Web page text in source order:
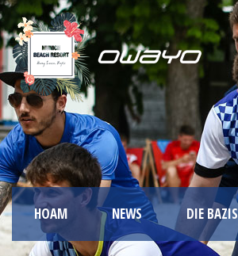
HOAM NEWS DIE BAZIS